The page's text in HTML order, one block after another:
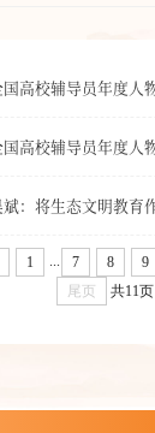
1 ... 7 8 9
尾页
共11页